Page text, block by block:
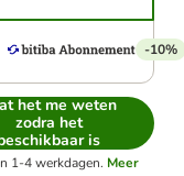
-10%
het me weten
zodra het
is
1-4 werkdagen. Meer